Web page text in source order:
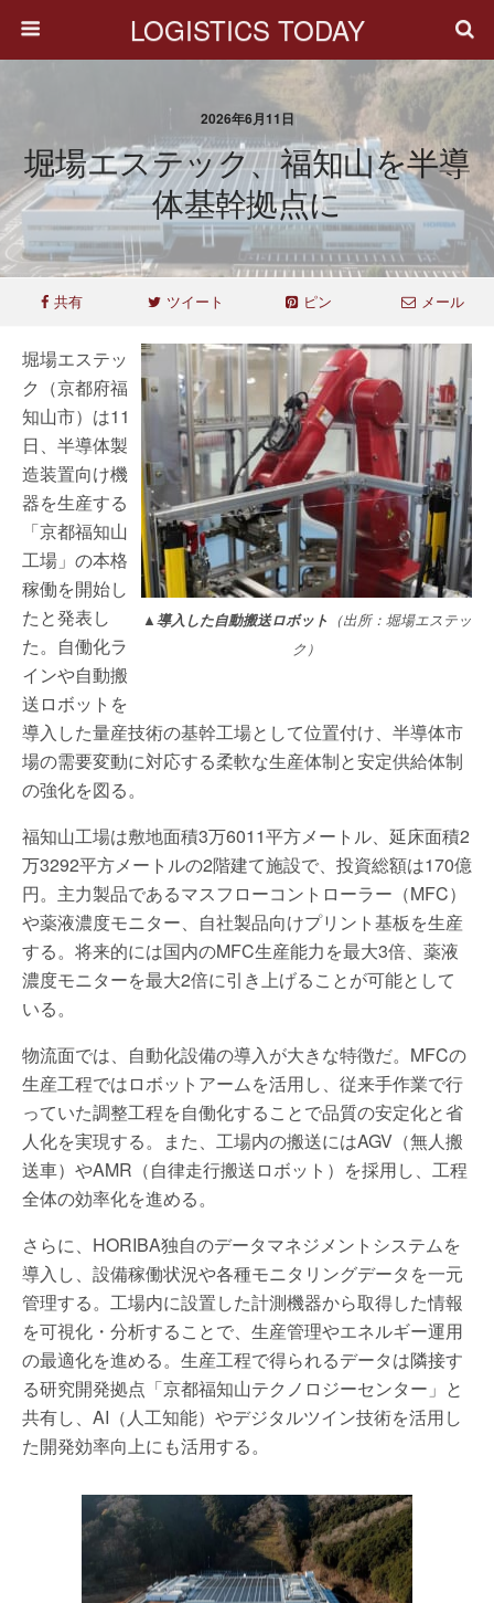
LOGISTICS TODAY
2026年6月11日
堀場エステック、福知山を半導
体基幹拠点に
共有 ツイート ピン メール
▲導入した自動搬送ロボット （出所：堀場エステッ
ク）
堀場エステッ
ク（京都府福
知山市）は11
日、半導体製
造装置向け機
器を生産する
「京都福知山
工場」の本格
稼働を開始し
たと発表し
た。自働化ラ
インや自動搬
送ロボットを
導入した量産技術の基幹工場として位置付け、半導体市
場の需要変動に対応する柔軟な生産体制と安定供給体制
の強化を図る。
福知山工場は敷地面積3万6011平方メートル、延床面積2
万3292平方メートルの2階建て施設で、投資総額は170億
円。主力製品であるマスフローコントローラー（MFC）
や薬液濃度モニター、自社製品向けプリント基板を生産
する。将来的には国内のMFC生産能力を最大3倍、薬液
濃度モニターを最大2倍に引き上げることが可能として
いる。
物流面では、自動化設備の導入が大きな特徴だ。MFCの
生産工程ではロボットアームを活用し、従来手作業で行
っていた調整工程を自働化することで品質の安定化と省
人化を実現する。また、工場内の搬送にはAGV（無人搬
送車）やAMR（自律走行搬送ロボット）を採用し、工程
全体の効率化を進める。
さらに、HORIBA独自のデータマネジメントシステムを
導入し、設備稼働状況や各種モニタリングデータを一元
管理する。工場内に設置した計測機器から取得した情報
を可視化・分析することで、生産管理やエネルギー運用
の最適化を進める。生産工程で得られるデータは隣接す
る研究開発拠点「京都福知山テクノロジーセンター」と
共有し、AI（人工知能）やデジタルツイン技術を活用し
た開発効率向上にも活用する。